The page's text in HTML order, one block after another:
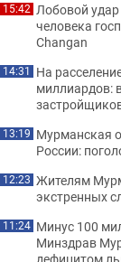
15:42 Лобовой
человека
Changan
14:31 На
миллиардов:
13:19 Мурманская
России:
12:23 Жителям
экстренных
11:24 Минус 100
Минздрав